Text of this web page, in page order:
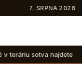
7. SRPNA 2026